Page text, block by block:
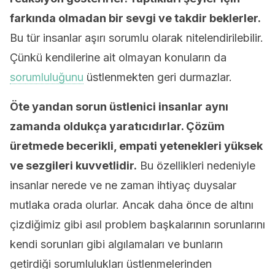
farkında olmadan bir sevgi ve takdir beklerler.
Bu tür insanlar aşırı sorumlu olarak nitelendirilebilir.
Çünkü kendilerine ait olmayan konuların da
sorumluluğunu üstlenmekten geri durmazlar.
Öte yandan sorun üstlenici insanlar aynı
zamanda oldukça yaratıcıdırlar. Çözüm
üretmede becerikli, empati yetenekleri yüksek
ve sezgileri kuvvetlidir. Bu özellikleri nedeniyle
insanlar nerede ve ne zaman ihtiyaç duysalar
mutlaka orada olurlar. Ancak daha önce de altını
çizdiğimiz gibi asıl problem başkalarının sorunlarını
kendi sorunları gibi algılamaları ve bunların
getirdiği sorumlulukları üstlenmelerinden